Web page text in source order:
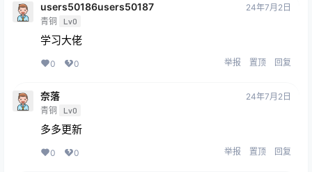
users50186users50187
青铜 Lv0
24年7月2日
学习大佬
0 0 举报 置顶 回复
奈落
青铜 Lv0
24年7月2日
多多更新
0 0 举报 置顶 回复